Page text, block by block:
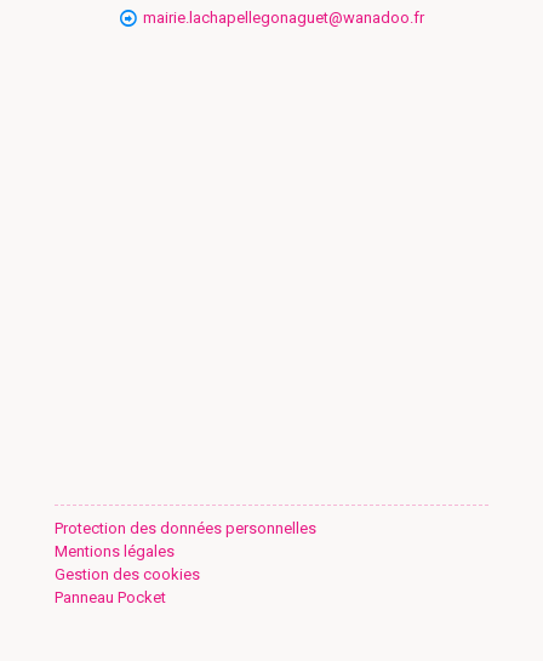
mairie.lachapellegonaguet@wanadoo.fr
Protection des données personnelles
Mentions légales
Gestion des cookies
Panneau Pocket